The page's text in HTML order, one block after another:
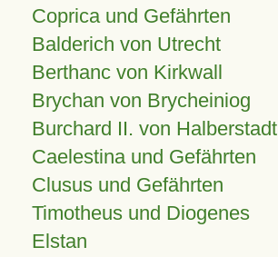
Coprica und Gefährten
Balderich von Utrecht
Berthanc von Kirkwall
Brychan von Brycheiniog
Burchard II. von Halberstadt
Caelestina und Gefährten
Clusus und Gefährten
Timotheus und Diogenes
Elstan